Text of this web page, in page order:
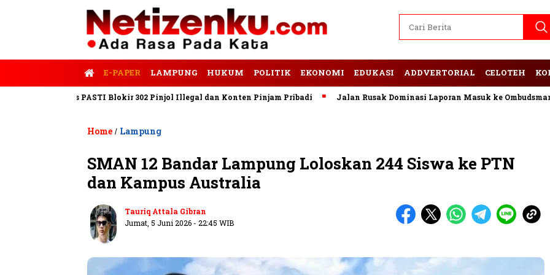
E-PAPER LAMPUNG HUKUM POLITIK EKONOMI EDUKASI ADDVERTORIAL CELOTEH
Satgas PASTI Blokir 302 Pinjol Illegal dan Konten Pinjam Pribadi Jalan Rusak Dominasi Laporan Masuk ke Ombudsman
Home / Lampung
SMAN 12 Bandar Lampung Loloskan 244 Siswa ke PTN
dan Kampus Australia
Tauriq Attala Gibran
Jumat, 5 Juni 2026 - 22:45 WIB